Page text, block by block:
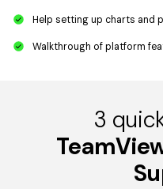
Help setting up charts and
Walkthrough of platform
3